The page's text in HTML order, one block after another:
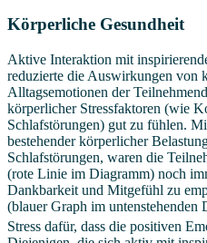
Körperliche Gesundheit
Aktive Interaktion mit
reduzierte die Auswirkungen von
Alltagsemotionen der
körperlicher Stressfaktoren (wie
Schlafstörungen) gut zu fühlen.
bestehender körperlicher
Schlafstörungen, waren die
(rote Linie im Diagramm) noch
Dankbarkeit und Mitgefühl zu
(blauer Graph im untenstehenden
Stress dafür, dass die positiven